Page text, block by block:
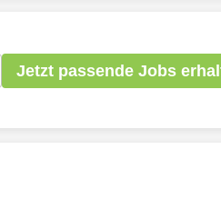
Jetzt passende Jobs